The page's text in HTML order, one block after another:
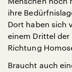
ihre
Dort haben sich
einem Drittel
Richtung
Braucht auch